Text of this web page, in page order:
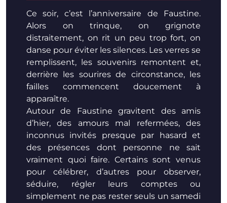
Ce soir, c’est l’anniversaire de Faustine.
Alors on trinque, on grignote
distraitement, on rit un peu trop fort, on
danse pour éviter les silences. Les verres se
remplissent, les souvenirs remontent et,
derrière les sourires de circonstance, les
failles commencent doucement à
apparaître.
Autour de Faustine gravitent des amis
d’hier, des amours mal refermées, des
inconnus invités presque par hasard et
des présences dont personne ne sait
vraiment quoi faire. Certains sont venus
pour célébrer, d’autres pour observer,
séduire, régler leurs comptes ou
simplement ne pas rester seuls un samedi